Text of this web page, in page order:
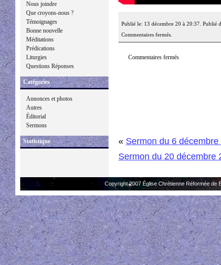
Nous joindre
Que croyons-nous ?
Témoignages
Bonne nouvelle
Méditations
Prédications
Liturgies
Questions Réponses
Catégories
Annonces et photos
Autres
Éditorial
Sermons
Statistique
Publié le: 13 décembre 20 à 20:37. Publié
Commentaires fermés.
Commentaires fermés
« Sermon du 6 décembre
Sermon du 20 décembre
Copyright 2007 Église Chrétienne Réformée de